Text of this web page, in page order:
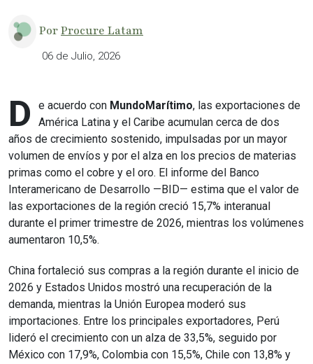
PorProcure Latam
06 de Julio, 2026
D e acuerdo con MundoMarítimo, las exportaciones de
América Latina y el Caribe acumulan cerca de dos
años de crecimiento sostenido, impulsadas por un mayor
volumen de envíos y por el alza en los precios de materias
primas como el cobre y el oro. El informe del Banco
Interamericano de Desarrollo —BID— estima que el valor de
las exportaciones de la región creció 15,7% interanual
durante el primer trimestre de 2026, mientras los volúmenes
aumentaron 10,5%.
China fortaleció sus compras a la región durante el inicio de
2026 y Estados Unidos mostró una recuperación de la
demanda, mientras la Unión Europea moderó sus
importaciones. Entre los principales exportadores, Perú
lideró el crecimiento con un alza de 33,5%, seguido por
México con 17,9%, Colombia con 15,5%, Chile con 13,8% y